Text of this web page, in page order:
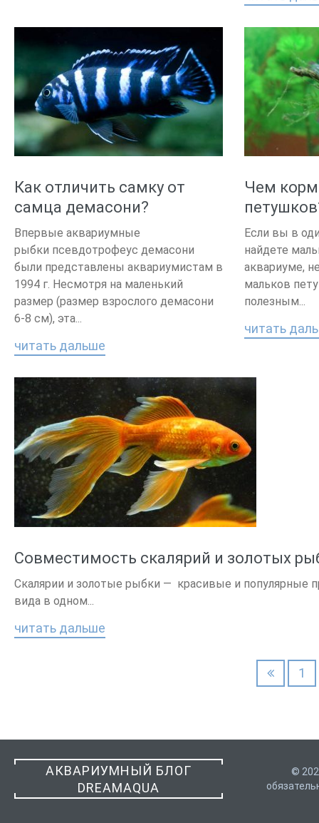
Как отличить самку от
самца демасони?
Впервые аквариумные
рыбки псевдотрофеус демасони
были представлены аквариумистам в
1994 г. Несмотря на маленький
размер (размер взрослого демасони
6-8 см), эта...
читать дальше
Чем
Если вы в
найдете
аквариуме,
мальков
полезным...
читать
Совместимость скалярий и золотых
Скалярии и золотые рыбки — красивые и популярные
вида в одном...
читать дальше
1
АКВАРИУМНЫЙ БЛОГ
DREAMAQUA
©